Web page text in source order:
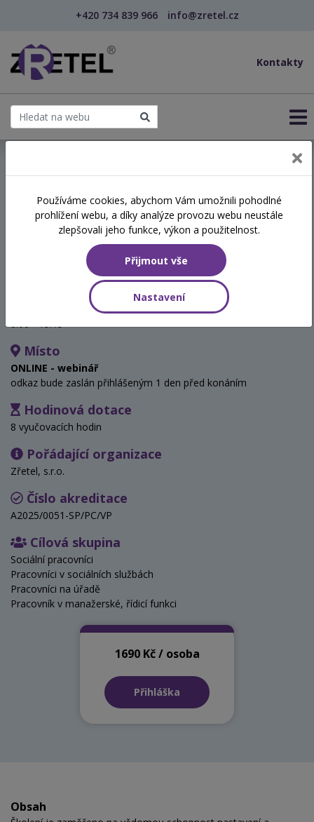
+420 734 839 966 info@zretel.cz
Kontakty
Hranice práce s klientem z
pohledu pracovníka
8:00 - 15:15
Místo
ONLINE - webinář
odkaz bude zaslán přihlášeným 1 den před konáním
Hodinová dotace
8 vyučovacích hodin
Pořádající organizace
Zřetel, s.r.o.
Číslo akreditace
A2025/0051-SP/PC/VP
Cílová skupina
Sociální pracovníci
Pracovníci v sociálních službách
Pracovníci na úřadě
Pracovník v manažerské, řídicí funkci
1690 Kč / osoba
Přihláška
Obsah
Používáme cookies, abychom Vám umožnili pohodlné
prohlížení webu, a díky analýze provozu webu neustále
zlepšovali jeho funkce, výkon a použitelnost.
Přijmout vše
Nastavení